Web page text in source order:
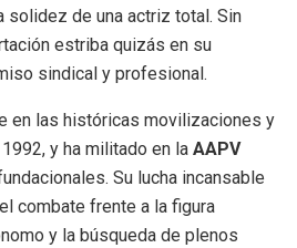
solidez de una actriz total. Sin
estriba quizás en su
sindical y profesional.
en las históricas movilizaciones y
y ha militado en la AAPV
Su lucha incansable
combate frente a la figura
y la búsqueda de plenos